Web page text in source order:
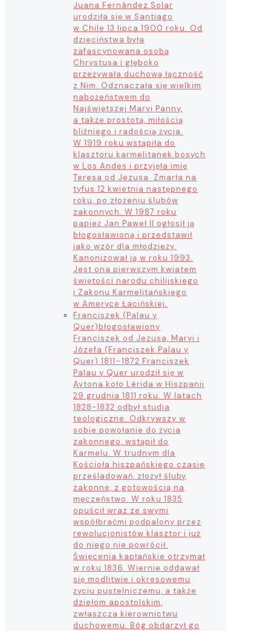
Juana Fernández Solar
urodziła się w Santiago
w Chile 13 lipca 1900 roku. Od
dzieciństwa była
zafascynowana osobą
Chrystusa i głęboko
przeżywała duchową łączność
z Nim. Odznaczała się wielkim
nabożeństwem do
Najświętszej Maryi Panny,
a także prostotą, miłością
bliźniego i radością życia.
W 1919 roku wstąpiła do
klasztoru karmelitanek bosych
w Los Andes i przyjęła imię
Teresa od Jezusa. Zmarła na
tyfus 12 kwietnia następnego
roku, po złożeniu ślubów
zakonnych. W 1987 roku
papież Jan Paweł II ogłosił ją
błogosławioną i przedstawił
jako wzór dla młodzieży.
Kanonizował ją w roku 1993.
Jest ona pierwszym kwiatem
świętości narodu chilijskiego
i Zakonu Karmelitańskiego
w Ameryce Łacińskiej.
Franciszek (Palau y
Quer)błogosławiony
Franciszek od Jezusa, Maryi i
Józefa (Franciszek Palau y
Quer) 1811–1872 Franciszek
Palau y Quer urodził się w
Aytona koło Lérida w Hiszpanii
29 grudnia 1811 roku. W latach
1828-1832 odbył studia
teologiczne. Odkrywszy w
sobie powołanie do życia
zakonnego, wstąpił do
Karmelu. W trudnym dla
Kościoła hiszpańskiego czasie
prześladowań, złożył śluby
zakonne, z gotowością na
męczeństwo. W roku 1835
opuścił wraz ze swymi
współbraćmi podpalony przez
rewolucjonistów klasztor i już
do niego nie powrócił.
Święcenia kapłańskie otrzymał
w roku 1836. Wiernie oddawał
się modlitwie i okresowemu
życiu pustelniczemu, a także
dziełom apostolskim,
zwłaszcza kierownictwu
duchowemu. Bóg obdarzył go